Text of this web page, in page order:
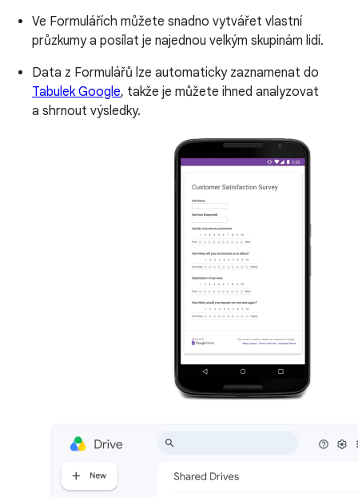
Ve Formulářích můžete snadno vytvářet vlastní
průzkumy a posílat je najednou velkým skupinám lidí.
Data z Formulářů lze automaticky zaznamenat do
Tabulek Google, takže je můžete ihned analyzovat
a shrnout výsledky.